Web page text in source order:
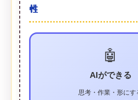
性
🤖
AIができる
思考・作業・形にす